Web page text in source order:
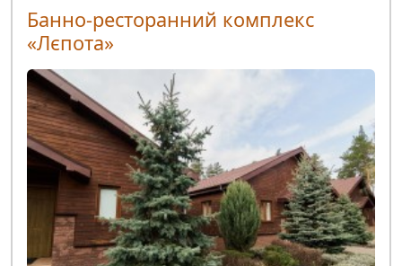
Банно-ресторанний комплекс
«Лєпота»